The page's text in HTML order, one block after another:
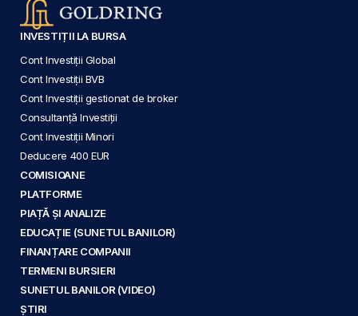
INVESTIȚII LA BURSA
Cont Investiții Global
Cont Investiții BVB
Cont Investiții gestionat de broker
Consultanță Investiții
Cont Investiții Minori
Deducere 400 EUR
COMISIOANE
PLATFORME
PIAȚĂ ȘI ANALIZE
EDUCAȚIE (SUNETUL BANILOR)
FINANȚARE COMPANII
TERMENI BURSIERI
SUNETUL BANILOR (VIDEO)
ȘTIRI